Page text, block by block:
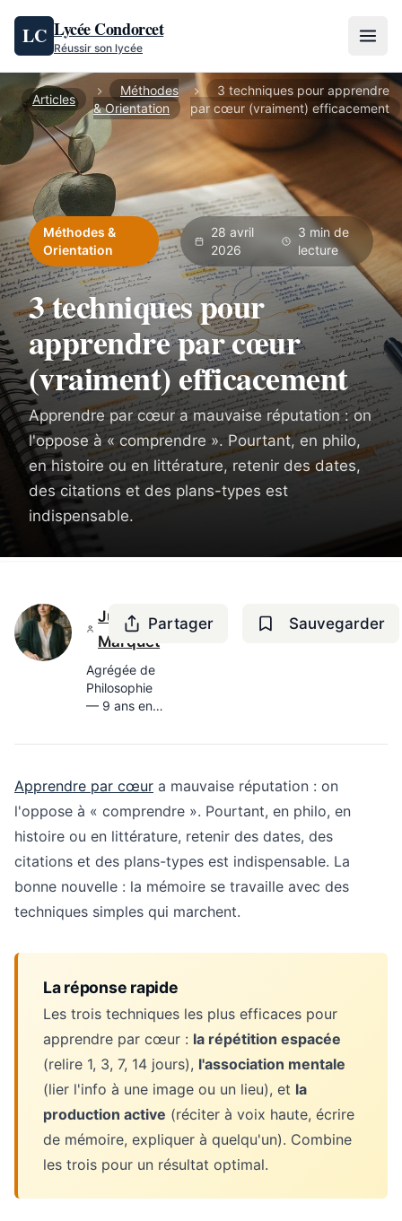
Aller au contenu
LC Lycée Condorcet
Réussir son lycée
Articles
Méthodes
& Orientation
3 techniques pour apprendre
par cœur (vraiment) efficacement
Méthodes &
Orientation
28 avril
2026
3 min de
lecture
3 techniques pour
apprendre par cœur
(vraiment) efficacement
Apprendre par cœur a mauvaise réputation : on
l'oppose à « comprendre ». Pourtant, en philo,
en histoire ou en littérature, retenir des dates,
des citations et des plans-types est
indispensable.
Juliette
Marquet
Agrégée de
Philosophie
— 9 ans en
docteure en
Partager Sauvegarder
Apprendre par cœur a mauvaise réputation : on
l'oppose à « comprendre ». Pourtant, en philo, en
histoire ou en littérature, retenir des dates, des
citations et des plans-types est indispensable. La
bonne nouvelle : la mémoire se travaille avec des
techniques simples qui marchent.
La réponse rapide
Les trois techniques les plus efficaces pour
apprendre par cœur : la répétition espacée
(relire 1, 3, 7, 14 jours), l'association mentale
(lier l'info à une image ou un lieu), et la
production active (réciter à voix haute, écrire
de mémoire, expliquer à quelqu'un). Combine
les trois pour un résultat optimal.